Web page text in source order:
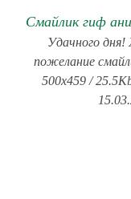
Смайлик гиф
Удачного
пожелание
500x459 /